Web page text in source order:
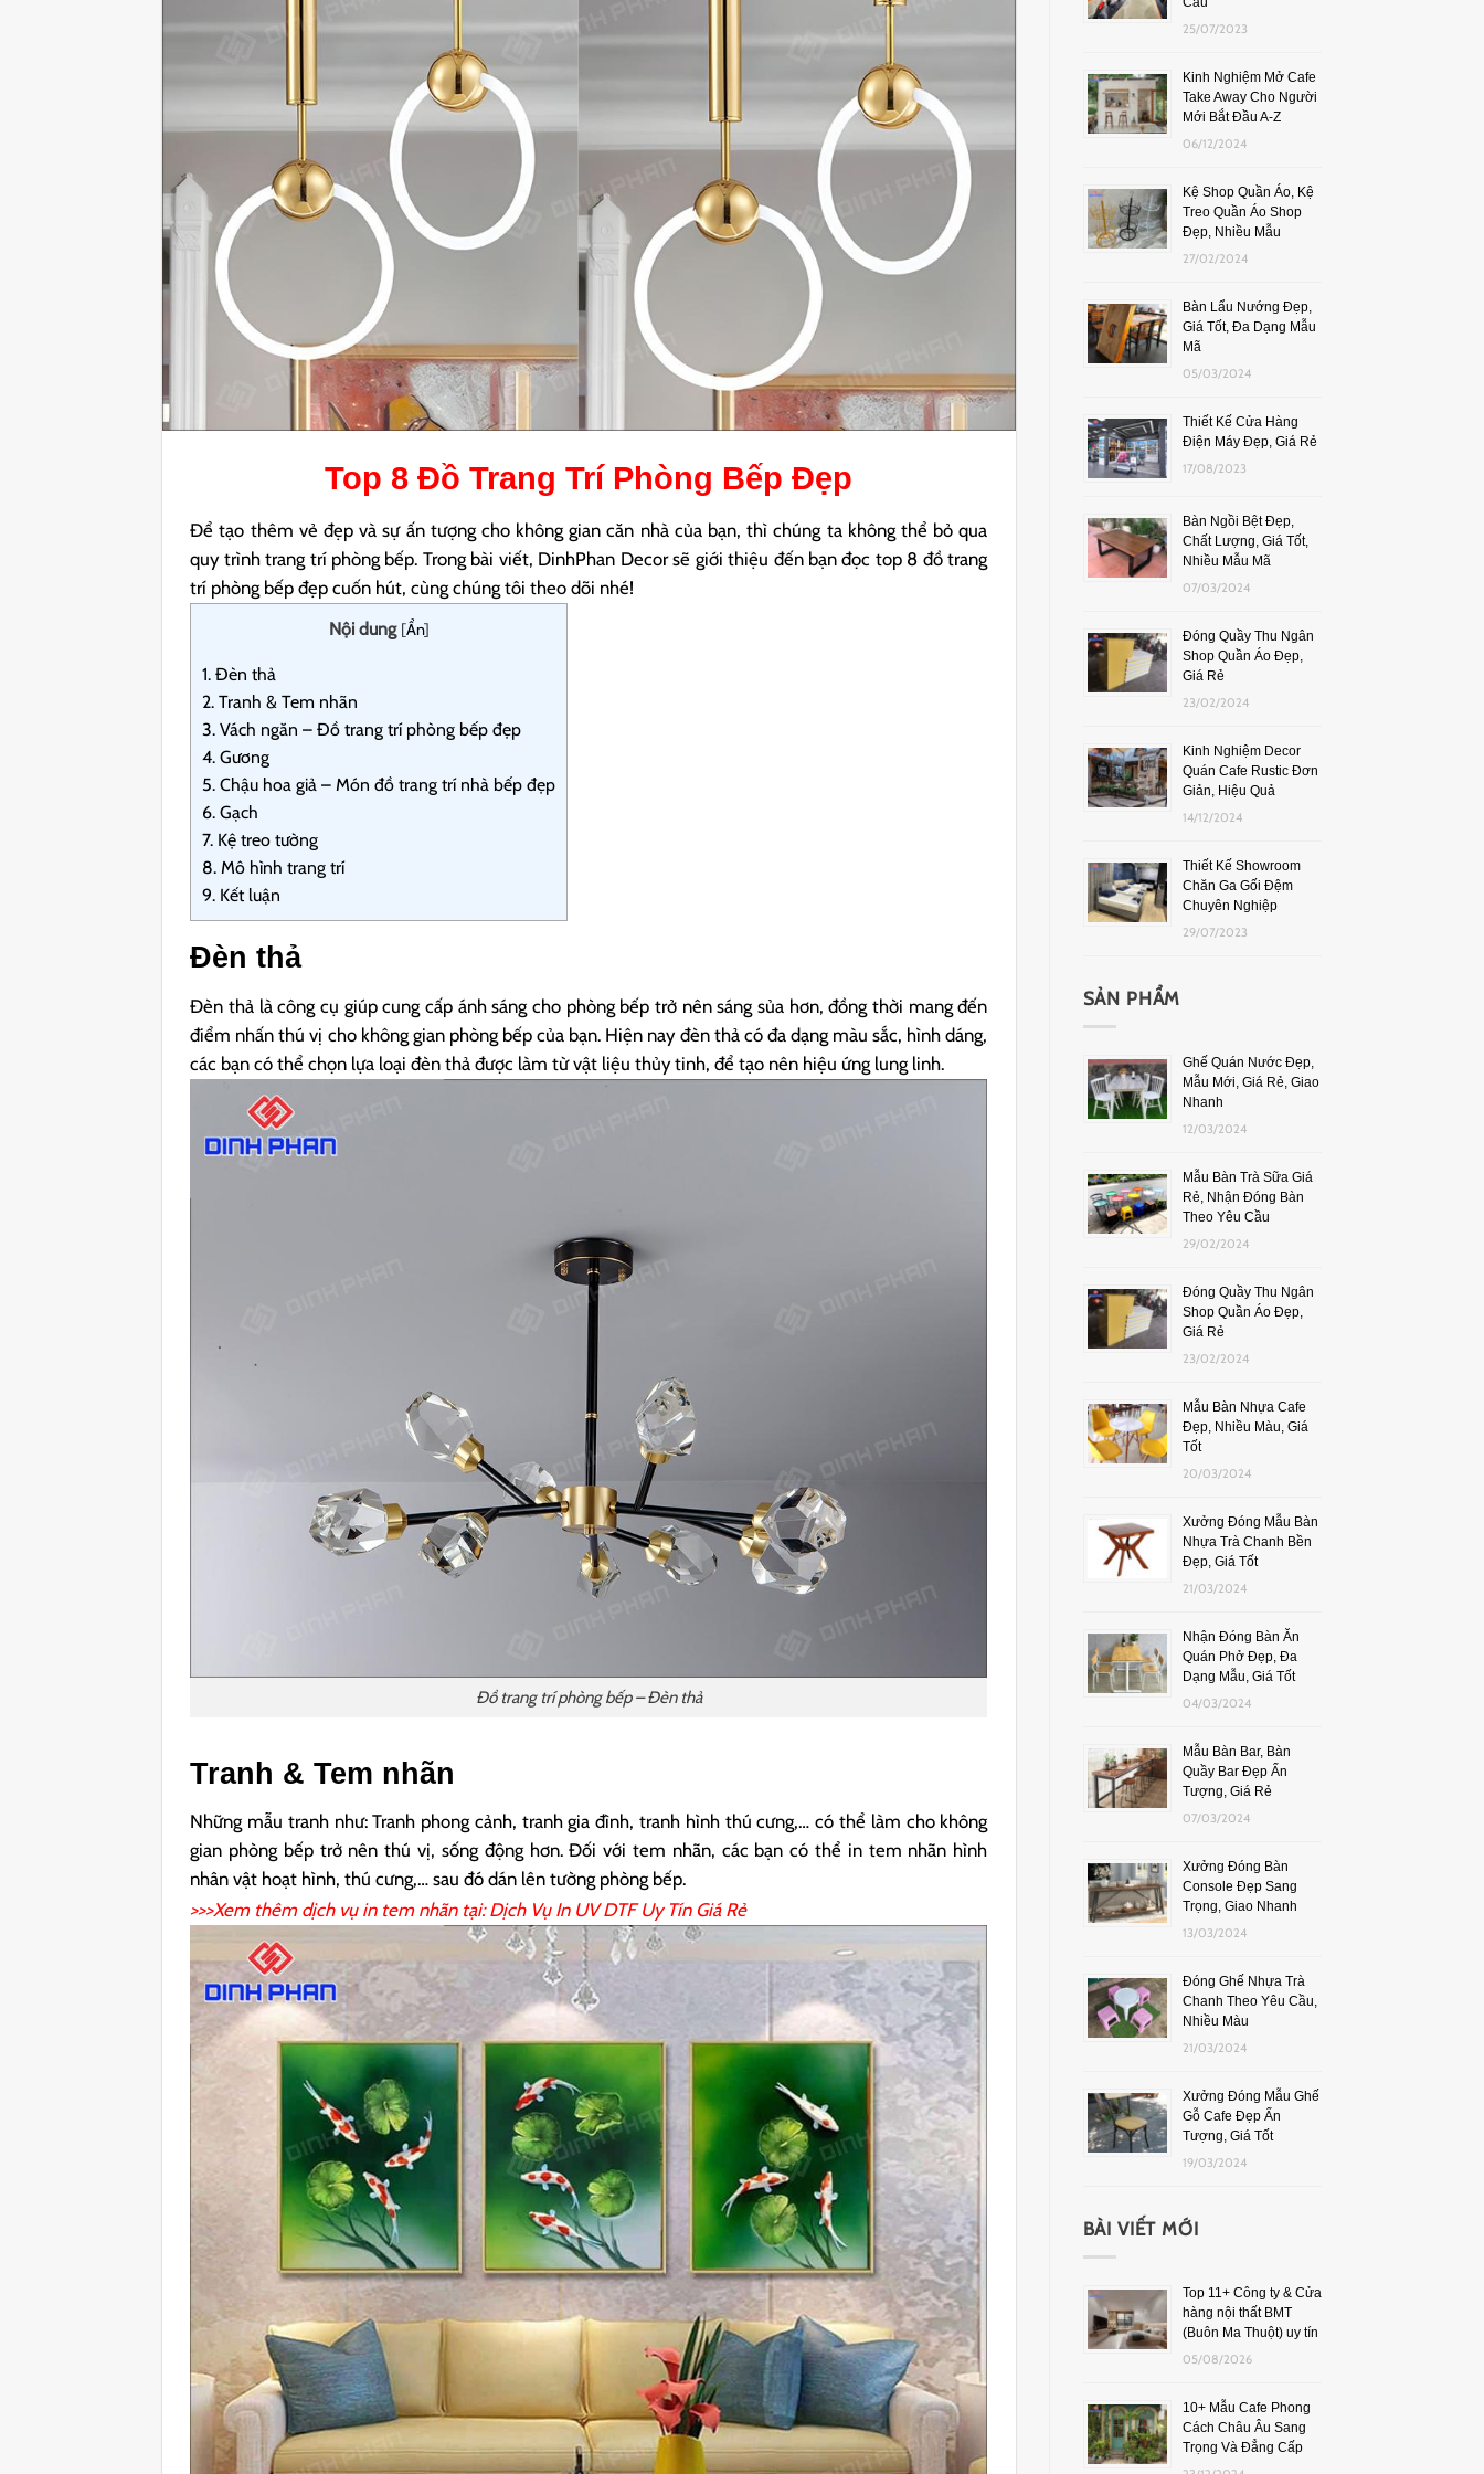
Top 8Đồ Trang Trí Phòng Bếp Đẹp
Để tạo thêm vẻ đẹp và sự ấn tượng cho không gian căn nhà của bạn, thì chúng ta không thể bỏ qua
quy trình trang trí phòng bếp. Trong bài viết, DinhPhan Decor sẽ giới thiệu đến bạn đọc top 8 đồ trang
trí phòng bếp đẹp cuốn hút, cùng chúng tôi theo dõi nhé!
Nội dung [Ẩn]
1. Đèn thả
2. Tranh & Tem nhãn
3. Vách ngăn – Đồ trang trí phòng bếp đẹp
4. Gương
5. Chậu hoa giả – Món đồ trang trí nhà bếp đẹp
6. Gạch
7. Kệ treo tường
8. Mô hình trang trí
9. Kết luận
Đèn thả
Đèn thả là công cụ giúp cung cấp ánh sáng cho phòng bếp trở nên sáng sủa hơn, đồng thời mang đến
điểm nhấn thú vị cho không gian phòng bếp của bạn. Hiện nay đèn thả có đa dạng màu sắc, hình dáng,
các bạn có thể chọn lựa loại đèn thả được làm từ vật liệu thủy tinh, để tạo nên hiệu ứng lung linh.
Đồ trang trí phòng bếp – Đèn thả
Tranh & Tem nhãn
Những mẫu tranh như: Tranh phong cảnh, tranh gia đình, tranh hình thú cưng,… có thể làm cho không
gian phòng bếp trở nên thú vị, sống động hơn. Đối với tem nhãn, các bạn có thể in tem nhãn hình
nhân vật hoạt hình, thú cưng,… sau đó dán lên tường phòng bếp.
>>>Xem thêm dịch vụ in tem nhãn tại: Dịch Vụ In UV DTFUy Tín Giá Rẻ
25/07/2023
Kinh Nghiệm Mở Cafe
Take Away Cho Người
Mới Bắt Đầu A-Z
06/12/2024
Kệ Shop Quần Áo, Kệ
Treo Quần Áo Shop
Đẹp, Nhiều Mẫu
27/02/2024
Bàn Lẩu Nướng Đẹp,
Giá Tốt, Đa Dạng Mẫu
Mã
05/03/2024
Thiết Kế Cửa Hàng
Điện Máy Đẹp, Giá Rẻ
17/08/2023
Bàn Ngồi Bệt Đẹp,
Chất Lượng, Giá Tốt,
Nhiều Mẫu Mã
07/03/2024
Đóng Quầy Thu Ngân
Shop Quần Áo Đẹp,
Giá Rẻ
23/02/2024
Kinh Nghiệm Decor
Quán Cafe Rustic Đơn
Giản, Hiệu Quả
14/12/2024
Thiết Kế Showroom
Chăn Ga Gối Đệm
Chuyên Nghiệp
29/07/2023
SẢN PHẨM
Ghế Quán Nước Đẹp,
Mẫu Mới, Giá Rẻ, Giao
Nhanh
12/03/2024
Mẫu Bàn Trà Sữa Giá
Rẻ, Nhận Đóng Bàn
Theo Yêu Cầu
29/02/2024
Đóng Quầy Thu Ngân
Shop Quần Áo Đẹp,
Giá Rẻ
23/02/2024
Mẫu Bàn Nhựa Cafe
Đẹp, Nhiều Màu, Giá
Tốt
20/03/2024
Xưởng Đóng Mẫu Bàn
Nhựa Trà Chanh Bền
Đẹp, Giá Tốt
21/03/2024
Nhận Đóng Bàn Ăn
Quán Phở Đẹp, Đa
Dạng Mẫu, Giá Tốt
04/03/2024
Mẫu Bàn Bar, Bàn
Quầy Bar Đẹp Ấn
Tượng, Giá Rẻ
07/03/2024
Xưởng Đóng Bàn
Console Đẹp Sang
Trọng, Giao Nhanh
13/03/2024
Đóng Ghế Nhựa Trà
Chanh Theo Yêu Cầu,
Nhiều Màu
21/03/2024
Xưởng Đóng Mẫu Ghế
Gỗ Cafe Đẹp Ấn
Tượng, Giá Tốt
19/03/2024
BÀI VIẾT MỚI
Top 11+ Công ty & Cửa
hàng nội thất BMT
(Buôn Ma Thuột) uy tín
05/08/2026
10+ Mẫu Cafe Phong
Cách Châu Âu Sang
Trọng Và Đẳng Cấp